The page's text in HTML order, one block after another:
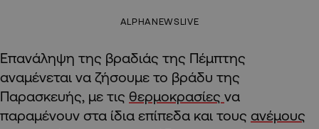
ALPHANEWSLIVE
Επανάληψη της βραδιάς της Πέμπτης
αναμένεται να ζήσουμε το βράδυ της
Παρασκευής, με τις θερμοκρασίες να
παραμένουν στα ίδια επίπεδα και τους ανέμους